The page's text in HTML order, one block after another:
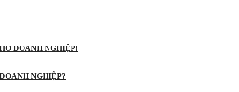
DOANH NGHIỆP!
NGHIỆP?